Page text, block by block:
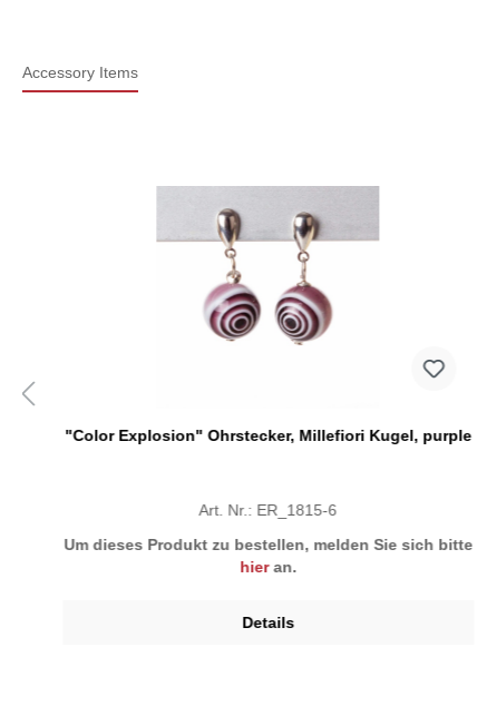
Accessory Items
"Color Explosion" Ohrstecker, Millefiori Kugel, purple
Art. Nr.: ER_1815-6
Um dieses Produkt zu bestellen, melden Sie sich bitte
hieran.
Details